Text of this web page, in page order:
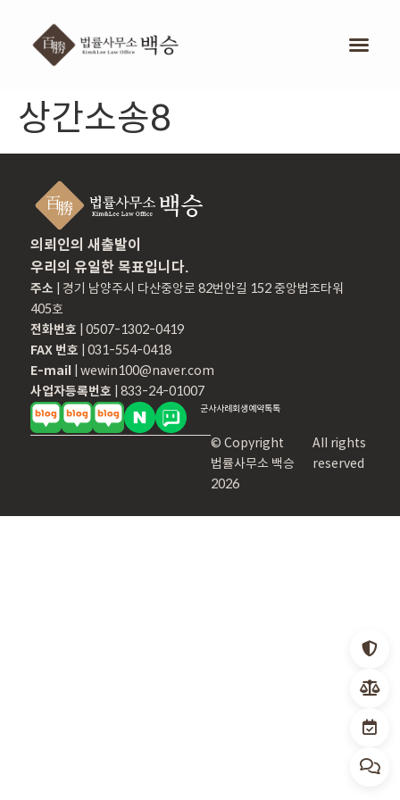
상간소송8
의뢰인의 새출발이
우리의 유일한 목표입니다.
주소
| 경기 남양주시 다산중앙로 82번안길 152 중앙법조타워
405호
전화번호 | 0507-1302-0419
FAX 번호
| 031-554-0418
E-mail | wewin100@naver.com
사업자등록번호
| 833-24-01007
군사사례회생예약톡톡
© Copyright
법률사무소 백승
2026
All rights
reserved